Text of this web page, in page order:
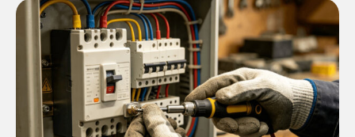
es ist fast immer die…Read More »